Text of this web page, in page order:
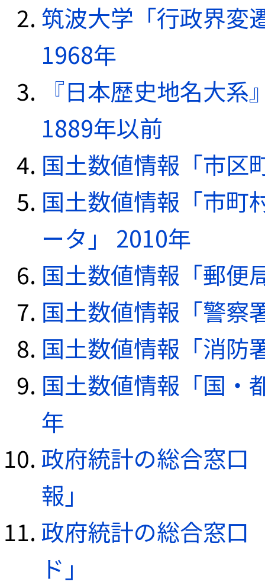
筑波大学「行政界変
1968年
『日本歴史地名大
1889年以前
国土数値情報「市区
国土数値情報「市町
ータ」 2010年
国土数値情報「郵便
国土数値情報「警察
国土数値情報「消防
国土数値情報「国・
年
政府統計の総合窓口
報」
政府統計の総合窓口
ド」